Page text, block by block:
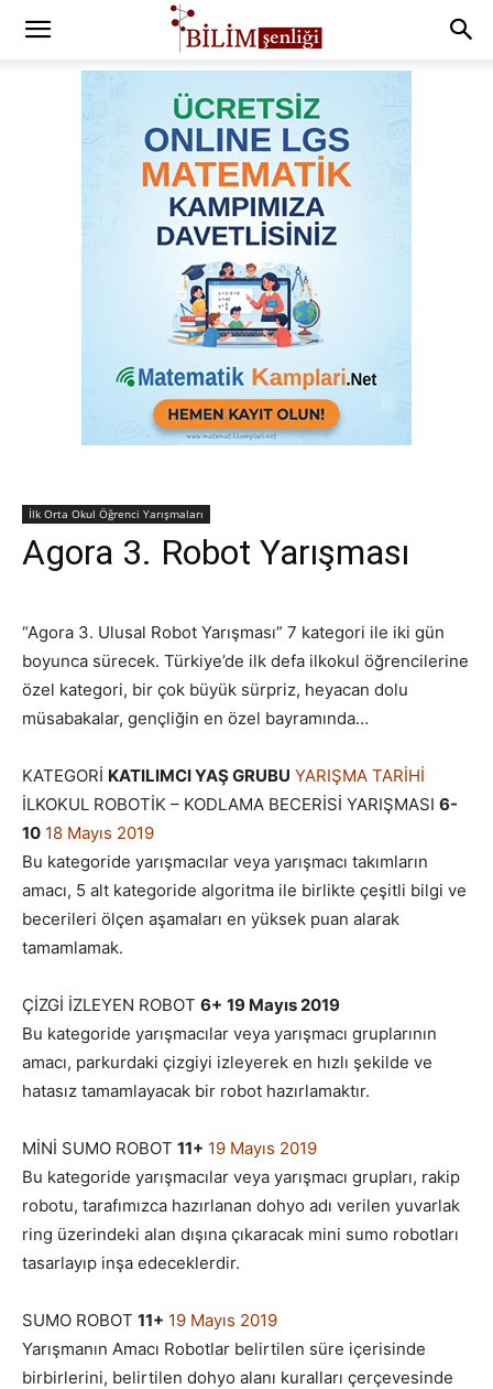
İlk Orta Okul Öğrenci Yarışmaları
Agora 3. Robot Yarışması
“Agora 3. Ulusal Robot Yarışması” 7 kategori ile iki gün
boyunca sürecek. Türkiye’de ilk defa ilkokul öğrencilerine
özel kategori, bir çok büyük sürpriz, heyacan dolu
müsabakalar, gençliğin en özel bayramında…
KATEGORİ KATILIMCI YAŞ GRUBU YARIŞMA TARİHİ
İLKOKUL ROBOTİK – KODLAMA BECERİSİ YARIŞMASI 6-
10 18 Mayıs 2019
Bu kategoride yarışmacılar veya yarışmacı takımların
amacı, 5 alt kategoride algoritma ile birlikte çeşitli bilgi ve
becerileri ölçen aşamaları en yüksek puan alarak
tamamlamak.
ÇİZGİ İZLEYEN ROBOT 6+ 19 Mayıs 2019
Bu kategoride yarışmacılar veya yarışmacı gruplarının
amacı, parkurdaki çizgiyi izleyerek en hızlı şekilde ve
hatasız tamamlayacak bir robot hazırlamaktır.
MİNİ SUMO ROBOT 11+ 19 Mayıs 2019
Bu kategoride yarışmacılar veya yarışmacı grupları, rakip
robotu, tarafımızca hazırlanan dohyo adı verilen yuvarlak
ring üzerindeki alan dışına çıkaracak mini sumo robotları
tasarlayıp inşa edeceklerdir.
SUMO ROBOT 11+ 19 Mayıs 2019
Yarışmanın Amacı Robotlar belirtilen süre içerisinde
birbirlerini, belirtilen dohyo alanı kuralları çerçevesinde